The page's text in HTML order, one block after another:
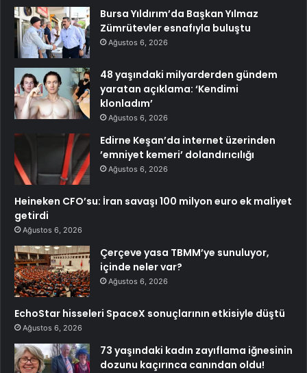
Bursa Yıldırım’da Başkan Yılmaz
Zümrütevler esnafıyla buluştu
Ağustos 6, 2026
48 yaşındaki milyarderden gündem
yaratan açıklama: ‘Kendimi
klonladım’
Ağustos 6, 2026
Edirne Keşan’da internet üzerinden
’emniyet kemeri’ dolandırıcılığı
Ağustos 6, 2026
Heineken CFO’su: İran savaşı 100 milyon euro ek maliyet
getirdi
Ağustos 6, 2026
Çerçeve yasa TBMM’ye sunuluyor,
içinde neler var?
Ağustos 6, 2026
EchoStar hisseleri SpaceX sonuçlarının etkisiyle düştü
Ağustos 6, 2026
73 yaşındaki kadın zayıflama iğnesinin
dozunu kaçırınca canından oldu!